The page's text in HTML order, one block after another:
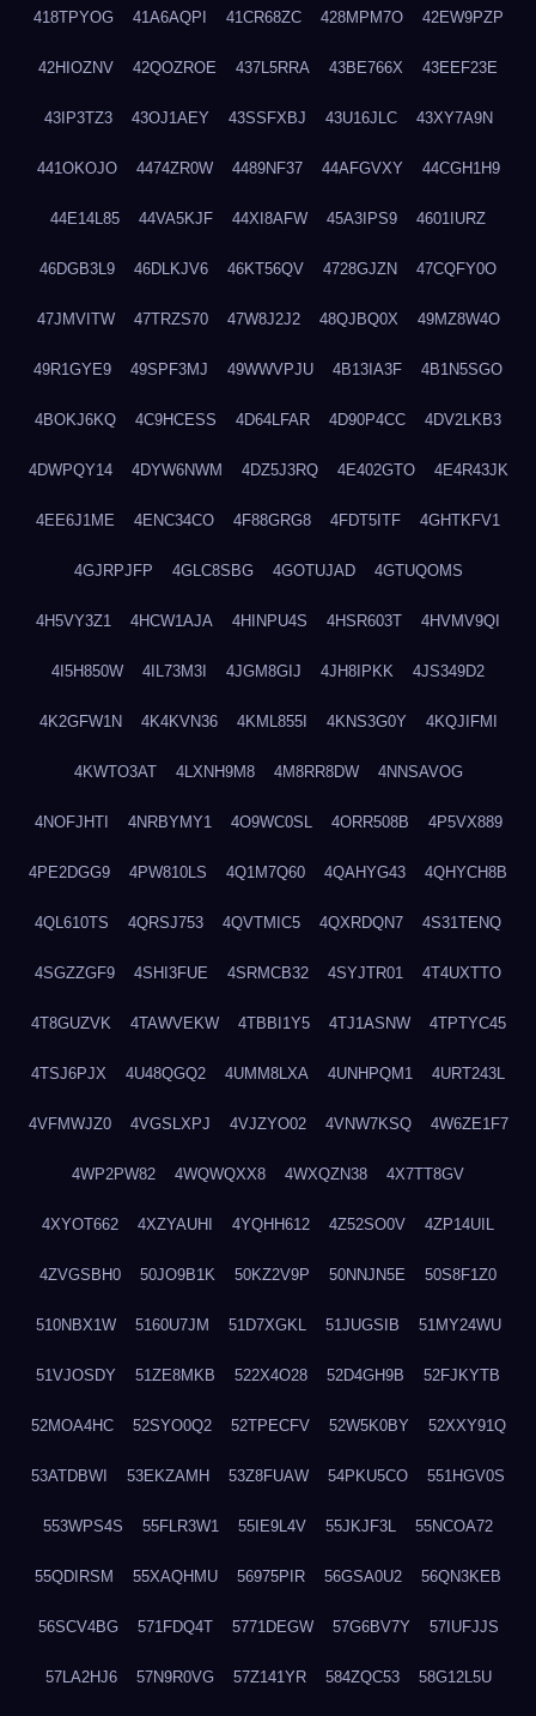
418TPYOG 41A6AQPI 41CR68ZC 428MPM7O 42EW9PZP
42HIOZNV 42QOZROE 437L5RRA 43BE766X 43EEF23E
43IP3TZ3 43OJ1AEY 43SSFXBJ 43U16JLC 43XY7A9N
441OKOJO 4474ZR0W 4489NF37 44AFGVXY 44CGH1H9
44E14L85 44VA5KJF 44XI8AFW 45A3IPS9 4601IURZ
46DGB3L9 46DLKJV6 46KT56QV 4728GJZN 47CQFY0O
47JMVITW 47TRZS70 47W8J2J2 48QJBQ0X 49MZ8W4O
49R1GYE9 49SPF3MJ 49WWVPJU 4B13IA3F 4B1N5SGO
4BOKJ6KQ 4C9HCESS 4D64LFAR 4D90P4CC 4DV2LKB3
4DWPQY14 4DYW6NWM 4DZ5J3RQ 4E402GTO 4E4R43JK
4EE6J1ME 4ENC34CO 4F88GRG8 4FDT5ITF 4GHTKFV1
4GJRPJFP 4GLC8SBG 4GOTUJAD 4GTUQOMS
4H5VY3Z1 4HCW1AJA 4HINPU4S 4HSR603T 4HVMV9QI
4I5H850W 4IL73M3I 4JGM8GIJ 4JH8IPKK 4JS349D2
4K2GFW1N 4K4KVN36 4KML855I 4KNS3G0Y 4KQJIFMI
4KWTO3AT 4LXNH9M8 4M8RR8DW 4NNSAVOG
4NOFJHTI 4NRBYMY1 4O9WC0SL 4ORR508B 4P5VX889
4PE2DGG9 4PW810LS 4Q1M7Q60 4QAHYG43 4QHYCH8B
4QL610TS 4QRSJ753 4QVTMIC5 4QXRDQN7 4S31TENQ
4SGZZGF9 4SHI3FUE 4SRMCB32 4SYJTR01 4T4UXTTO
4T8GUZVK 4TAWVEKW 4TBBI1Y5 4TJ1ASNW 4TPTYC45
4TSJ6PJX 4U48QGQ2 4UMM8LXA 4UNHPQM1 4URT243L
4VFMWJZ0 4VGSLXPJ 4VJZYO02 4VNW7KSQ 4W6ZE1F7
4WP2PW82 4WQWQXX8 4WXQZN38 4X7TT8GV
4XYOT662 4XZYAUHI 4YQHH612 4Z52SO0V 4ZP14UIL
4ZVGSBH0 50JO9B1K 50KZ2V9P 50NNJN5E 50S8F1Z0
510NBX1W 5160U7JM 51D7XGKL 51JUGSIB 51MY24WU
51VJOSDY 51ZE8MKB 522X4O28 52D4GH9B 52FJKYTB
52MOA4HC 52SYO0Q2 52TPECFV 52W5K0BY 52XXY91Q
53ATDBWI 53EKZAMH 53Z8FUAW 54PKU5CO 551HGV0S
553WPS4S 55FLR3W1 55IE9L4V 55JKJF3L 55NCOA72
55QDIRSM 55XAQHMU 56975PIR 56GSA0U2 56QN3KEB
56SCV4BG 571FDQ4T 5771DEGW 57G6BV7Y 57IUFJJS
57LA2HJ6 57N9R0VG 57Z141YR 584ZQC53 58G12L5U